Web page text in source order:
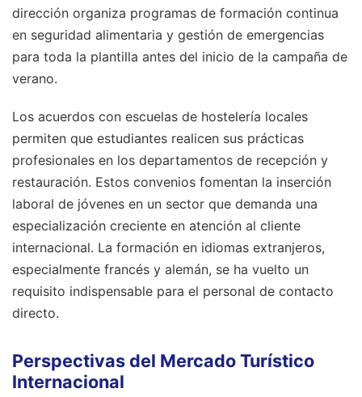
dirección organiza programas de formación continua
en seguridad alimentaria y gestión de emergencias
para toda la plantilla antes del inicio de la campaña de
verano.
Los acuerdos con escuelas de hostelería locales
permiten que estudiantes realicen sus prácticas
profesionales en los departamentos de recepción y
restauración. Estos convenios fomentan la inserción
laboral de jóvenes en un sector que demanda una
especialización creciente en atención al cliente
internacional. La formación en idiomas extranjeros,
especialmente francés y alemán, se ha vuelto un
requisito indispensable para el personal de contacto
directo.
Perspectivas del Mercado Turístico
Internacional